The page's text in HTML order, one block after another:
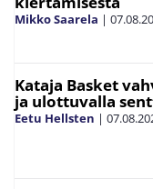
Mikko Saarela |
Kataja Basket
ja ulottuvalla
Eetu Hellsten |